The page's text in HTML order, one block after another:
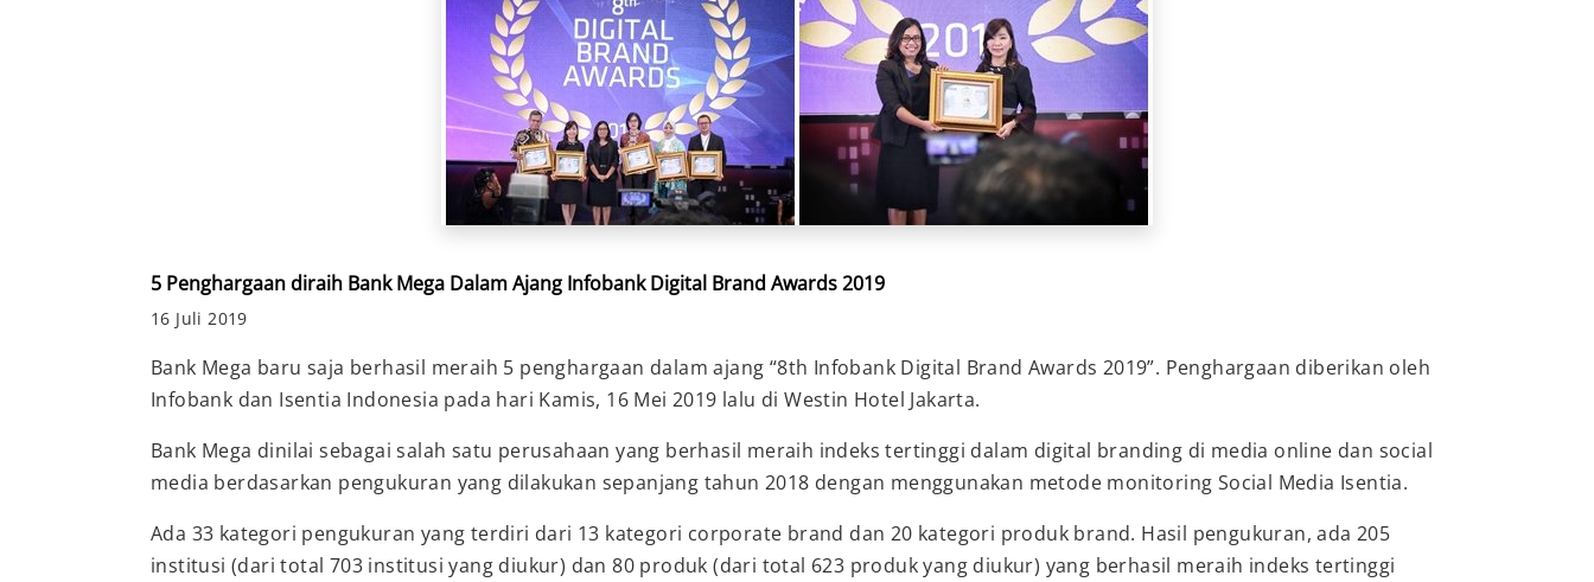
5 Penghargaan diraih Bank Mega Dalam Ajang Infobank Digital Brand Awards 2019
16 Juli 2019
Bank Mega baru saja berhasil meraih 5 penghargaan dalam ajang “8th Infobank Digital Brand Awards 2019”. Penghargaan diberikan oleh
Infobank dan Isentia Indonesia pada hari Kamis, 16 Mei 2019 lalu di Westin Hotel Jakarta.
Bank Mega dinilai sebagai salah satu perusahaan yang berhasil meraih indeks tertinggi dalam digital branding di media online dan social
media berdasarkan pengukuran yang dilakukan sepanjang tahun 2018 dengan menggunakan metode monitoring Social Media Isentia.
Ada 33 kategori pengukuran yang terdiri dari 13 kategori corporate brand dan 20 kategori produk brand. Hasil pengukuran, ada 205
institusi (dari total 703 institusi yang diukur) dan 80 produk (dari total 623 produk yang diukur) yang berhasil meraih indeks tertinggi